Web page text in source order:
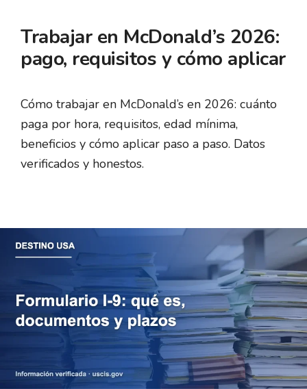
Trabajar en McDonald’s 2026:
pago, requisitos y cómo aplicar
Cómo trabajar en McDonald’s en 2026: cuánto
paga por hora, requisitos, edad mínima,
beneficios y cómo aplicar paso a paso. Datos
verificados y honestos.